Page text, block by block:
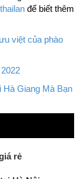
để biết thêm
việt của phào
Hà Giang Mà Bạn
rẻ